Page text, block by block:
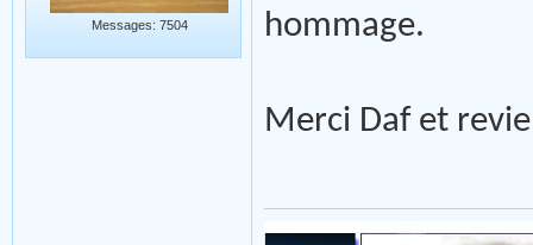
Messages: 7504
hommage.
Merci Daf et